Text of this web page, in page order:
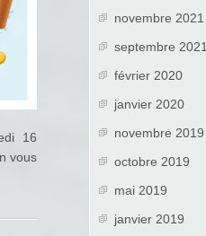
16
vous
novembre 2021
septembre 2021
février 2020
janvier 2020
novembre 2019
octobre 2019
mai 2019
janvier 2019